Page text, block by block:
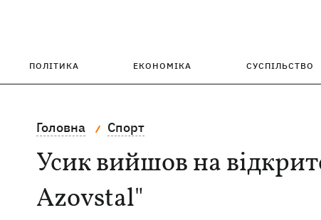
ПОЛІТИКА ЕКОНОМІКА СУСПІЛЬСТВО
Головна Спорт
Усик вийшов на
Azovstal"